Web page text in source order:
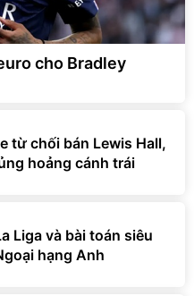
cho Bradley
từ chối bán Lewis Hall,
hoảng cánh trái
Liga và bài toán siêu
hạng Anh